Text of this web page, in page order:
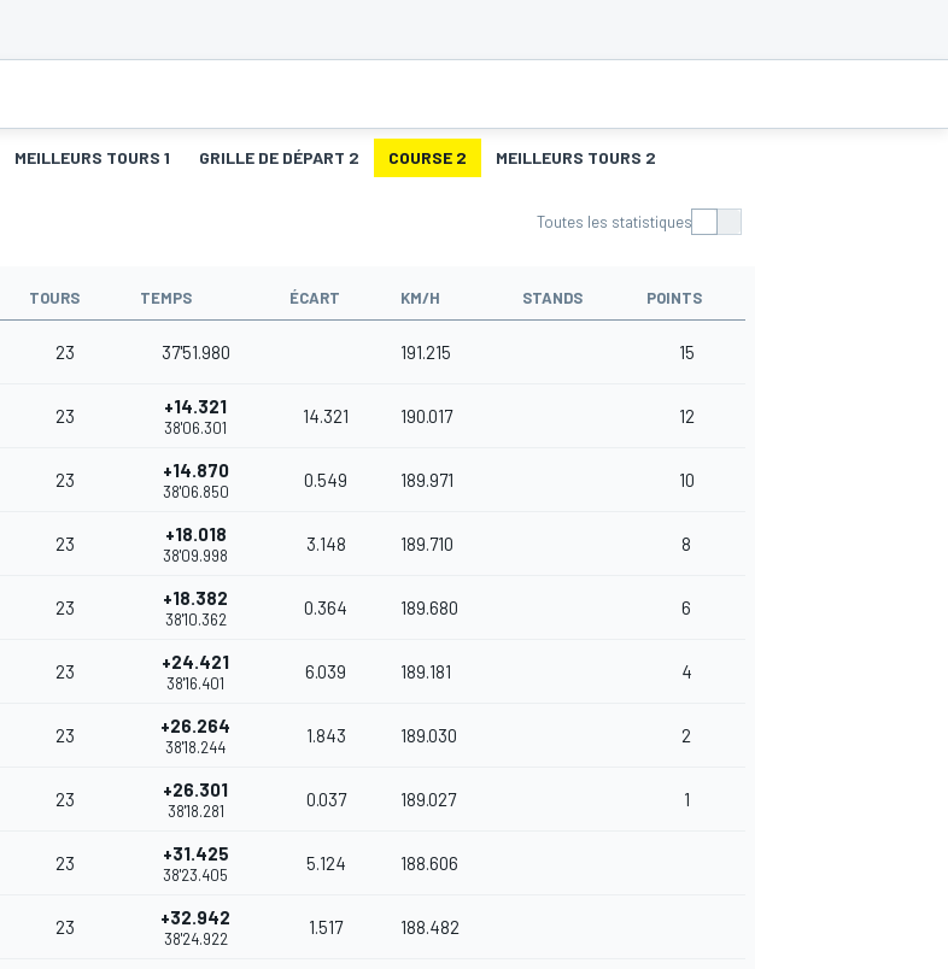
MEILLEURS TOURS 1 GRILLE DE DÉPART 2 COURSE 2 MEILLEURS TOURS 2
Toutes les statistiques
TOURS TEMPS ÉCART KM/H STANDS POINTS
23 37'51.980 191.215 15
23 +14.321
38'06.301
14.321 190.017 12
23 +14.870
38'06.850
0.549 189.971 10
23 +18.018
38'09.998
3.148 189.710 8
23 +18.382
38'10.362
0.364 189.680 6
23 +24.421
38'16.401
6.039 189.181 4
23 +26.264
38'18.244
1.843 189.030 2
23 +26.301
38'18.281
0.037 189.027 1
23 +31.425
38'23.405
5.124 188.606
23 +32.942
38'24.922
1.517 188.482